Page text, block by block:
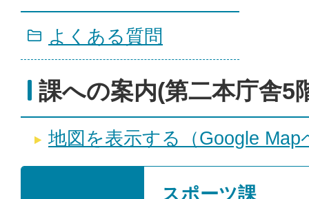
よくある質問
課への案内(第二本庁舎5
地図を表示する（Google Map
スポーツ課